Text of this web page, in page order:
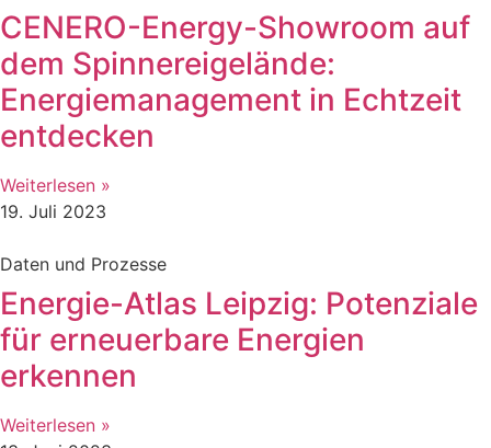
CENERO-Energy-Showroom auf
dem Spinnereigelände:
Energiemanagement in Echtzeit
entdecken
Weiterlesen »
19. Juli 2023
Daten und Prozesse
Energie-Atlas Leipzig: Potenziale
für erneuerbare Energien
erkennen
Weiterlesen »